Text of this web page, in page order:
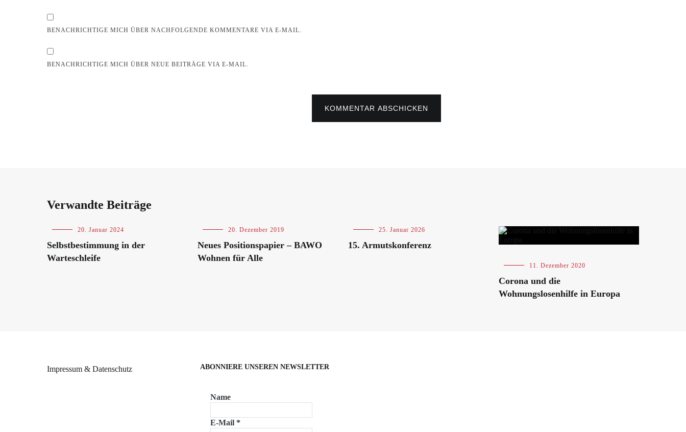
BENACHRICHTIGE MICH ÜBER NACHFOLGENDE KOMMENTARE VIA E-MAIL.
BENACHRICHTIGE MICH ÜBER NEUE BEITRÄGE VIA E-MAIL.
KOMMENTAR ABSCHICKEN
Verwandte Beiträge
Blog 20. Januar 2024
Selbstbestimmung in der
Warteschleife
Blog 20. Dezember 2019
Neues Positionspapier – BAWO
Wohnen für Alle
Blog ,
25. Januar 2026
15. Armutskonferenz
Blog ,
11. Dezember 2020
Corona und die
Wohnungslosenhilfe in Europa
Impressum & Datenschutz ABONNIERE UNSEREN NEWSLETTER
Name
E-Mail *